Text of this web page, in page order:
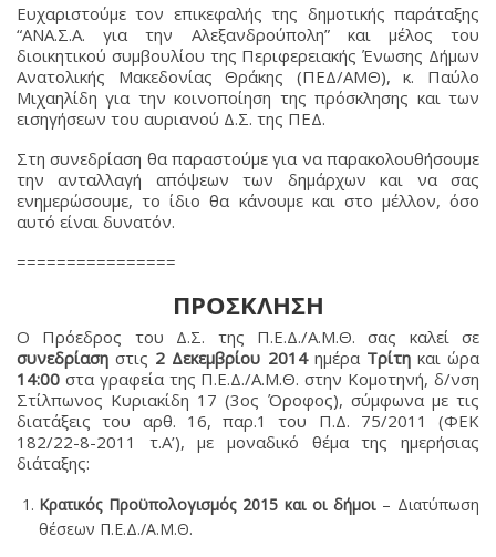
Ευχαριστούμε τον επικεφαλής της δημοτικής παράταξης
“ΑΝΑ.Σ.Α. για την Αλεξανδρούπολη” και μέλος του
διοικητικού συμβουλίου της Περιφερειακής Ένωσης Δήμων
Ανατολικής Μακεδονίας Θράκης (ΠΕΔ/ΑΜΘ), κ. Παύλο
Μιχαηλίδη για την κοινοποίηση της πρόσκλησης και των
εισηγήσεων του αυριανού Δ.Σ. της ΠΕΔ.
Στη συνεδρίαση θα παραστούμε για να παρακολουθήσουμε
την ανταλλαγή απόψεων των δημάρχων και να σας
ενημερώσουμε, το ίδιο θα κάνουμε και στο μέλλον, όσο
αυτό είναι δυνατόν.
================
ΠΡΟΣΚΛΗΣΗ
Ο Πρόεδρος του Δ.Σ. της Π.Ε.Δ./Α.Μ.Θ. σας καλεί σε
συνεδρίαση στις 2 Δεκεμβρίου 2014ημέρα Τρίτηκαι ώρα
14:00 στα γραφεία της Π.Ε.Δ./Α.Μ.Θ. στην Κομοτηνή, δ/νση
Στίλπωνος Κυριακίδη 17 (3ος Όροφος), σύμφωνα με τις
διατάξεις του αρθ. 16, παρ.1 του Π.Δ. 75/2011 (ΦΕΚ
182/22-8-2011 τ.Α’), με μοναδικό θέμα της ημερήσιας
διάταξης:
Κρατικός Προϋπολογισμός 2015 και οι δήμοι– Διατύπωση
θέσεων Π.Ε.Δ./Α.Μ.Θ.